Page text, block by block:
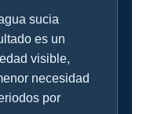
sucia
es un
visible,
necesidad
por